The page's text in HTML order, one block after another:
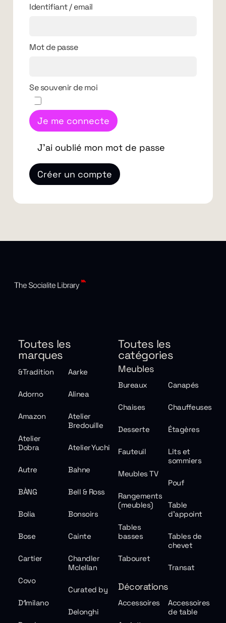
Identifiant / email
Mot de passe
Se souvenir de moi
Je me connecte
J'ai oublié mon mot de passe
Créer un compte
Toutes les
marques
&Tradition Aarke
Adorno Alinea
Amazon
Atelier
Bredouille
Atelier
Dobra
Atelier Yuchi
Autre Bahne
BÀNG Bell & Ross
Bolia Bonsoirs
Bose Cainte
Cartier
Chandler
Mclellan
Covo
Curated by
D1milano
Delonghi
Toutes les
catégories
Meubles
Bureaux Canapés
Chaises Chauffeuses
Desserte Étagères
Fauteuil
Lits et
sommiers
Meubles TV
Pouf
Rangements
(meubles)
Table
d'appoint
Tables
basses
Tables de
chevet
Tabouret
Transat
Décorations
Accessoires
Accessoires
de table